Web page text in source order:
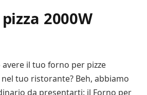
2000W
il tuo forno per pizze
tuo ristorante? Beh, abbiamo
da presentarti: il Forno per